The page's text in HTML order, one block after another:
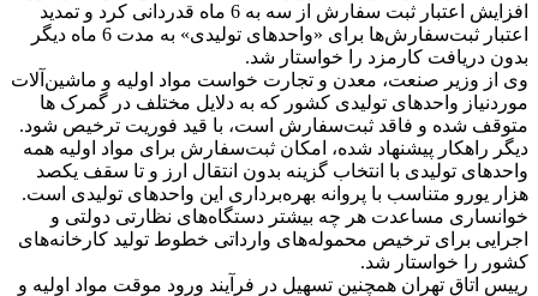
افزایش اعتبار ثبت سفارش از سه به 6 ماه قدردانی کرد و تمدید
اعتبار ثبت‌سفارش‌ها برای «واحدهای تولیدی» به مدت 6 ماه دیگر
بدون دریافت کارمزد را خواستار شد.
وی از وزیر صنعت، معدن و تجارت خواست مواد اولیه و ماشین‌آلات
موردنیاز واحدهای تولیدی کشور که به دلایل مختلف در گمرک ها
متوقف شده و فاقد ثبت‌سفارش است، با قید فوریت ترخیص شود.
دیگر راهکار پیشنهاد شده، امکان ثبت‌سفارش برای مواد اولیه همه
واحدهای تولیدی با انتخاب گزینه بدون انتقال ارز و تا سقف یکصد
هزار یورو متناسب با پروانه بهره‌برداری این واحدهای تولیدی است.
خوانساری مساعدت هر چه بیشتر دستگاه‌های نظارتی دولتی و
اجرایی برای ترخیص محموله‌های وارداتی خطوط تولید کارخانه‌های
کشور را خواستار شد.
رییس اتاق تهران همچنین تسهیل در فرآیند ورود موقت مواد اولیه و